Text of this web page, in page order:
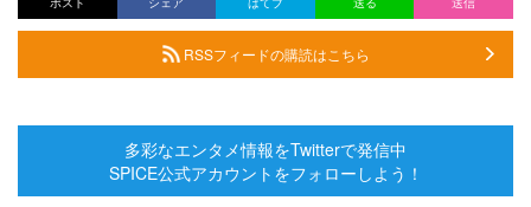
RSSフィードの購読はこちら
多彩なエンタメ情報をTwitterで発信中
SPICE公式アカウントをフォローしよう！